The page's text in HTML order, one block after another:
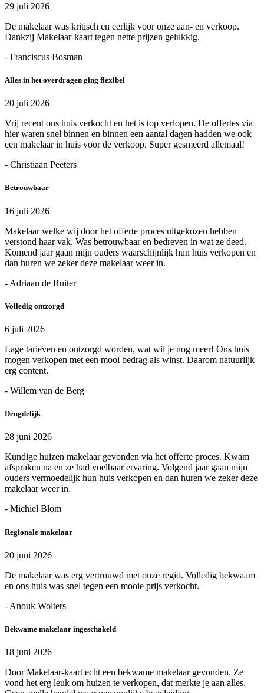
29 juli 2026
De makelaar was kritisch en eerlijk voor onze aan- en verkoop.
Dankzij Makelaar-kaart tegen nette prijzen gelukkig.
- Franciscus Bosman
Alles in het overdragen ging flexibel
20 juli 2026
Vrij recent ons huis verkocht en het is top verlopen. De offertes via
hier waren snel binnen en binnen een aantal dagen hadden we ook
een makelaar in huis voor de verkoop. Super gesmeerd allemaal!
- Christiaan Peeters
Betrouwbaar
16 juli 2026
Makelaar welke wij door het offerte proces uitgekozen hebben
verstond haar vak. Was betrouwbaar en bedreven in wat ze deed.
Komend jaar gaan mijn ouders waarschijnlijk hun huis verkopen en
dan huren we zeker deze makelaar weer in.
- Adriaan de Ruiter
Volledig ontzorgd
6 juli 2026
Lage tarieven en ontzorgd worden, wat wil je nog meer! Ons huis
mogen verkopen met een mooi bedrag als winst. Daarom natuurlijk
erg content.
- Willem van de Berg
Deugdelijk
28 juni 2026
Kundige huizen makelaar gevonden via het offerte proces. Kwam
afspraken na en ze had voelbaar ervaring. Volgend jaar gaan mijn
ouders vermoedelijk hun huis verkopen en dan huren we zeker deze
makelaar weer in.
- Michiel Blom
Regionale makelaar
20 juni 2026
De makelaar was erg vertrouwd met onze regio. Volledig bekwaam
en ons huis was snel tegen een mooie prijs verkocht.
- Anouk Wolters
Bekwame makelaar ingeschakeld
18 juni 2026
Door Makelaar-kaart echt een bekwame makelaar gevonden. Ze
vond het erg leuk om huizen te verkopen, dat merkte je aan alles.